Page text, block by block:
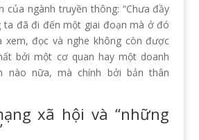
của ngành truyền thông: “Chưa đầy
ta đã đi đến một giai đoạn mà ở đó
xem, đọc và nghe không còn được
bởi một cơ quan hay một doanh
nào nữa, mà chính bởi bản thân
xã hội và “những